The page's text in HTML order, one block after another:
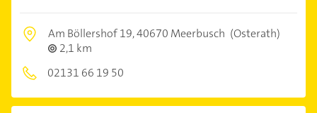
Am Böllershof 19,40670 Meerbusch (Osterath)
2,1 km
02131 66 19 50